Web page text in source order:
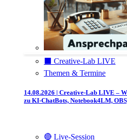
⬛️ Creative-Lab LIVE
Themen & Termine
14.08.2026 | Creative-Lab LIVE –
zu KI-ChatBots, Notebook4LM,
🔴 Live-Session